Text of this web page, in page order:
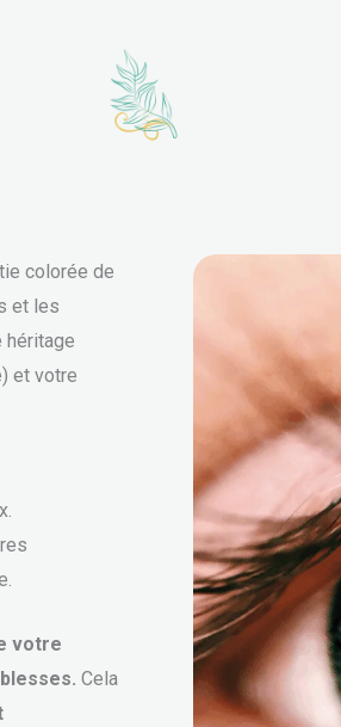
colorée de
et les
héritage
et votre
votre
Cela